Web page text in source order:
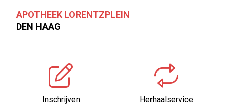
APOTHEEK LORENTZPLEIN
DEN HAAG
Inschrijven Herhaalservice